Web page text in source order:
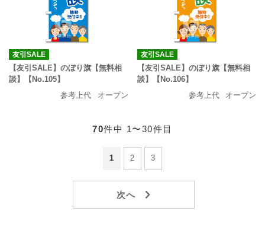
友引SALE
【友引SALE】のぼり旗【無料相
談】【No.105】
参考上代
オープン
友引SALE
【友引SALE】のぼり旗【無料相
談】【No.106】
参考上代
オープン
70件中 1〜30件目
1 2 3